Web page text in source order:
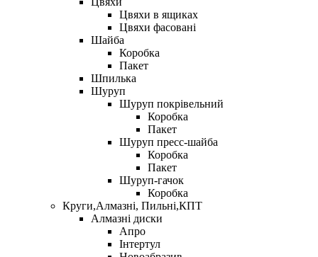
Цвяхи в ящиках
Цвяхи фасовані
Шайба
Коробка
Пакет
Шпилька
Шуруп
Шуруп покрівельний
Коробка
Пакет
Шуруп пресс-шайба
Коробка
Пакет
Шуруп-гачок
Коробка
Круги,Алмазні, Пильні,КПТ
Алмазні диски
Апро
Інтертул